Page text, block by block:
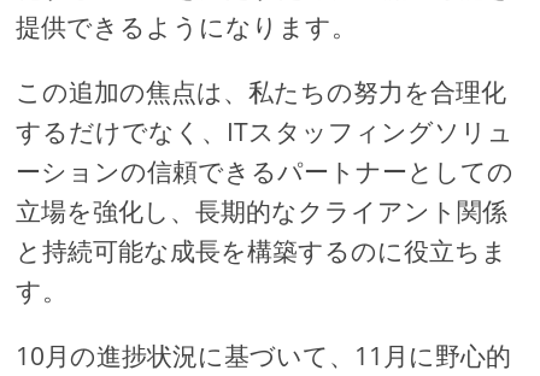
提供できるようになります。
この追加の焦点は、私たちの努力を合理化
するだけでなく、ITスタッフィングソリュ
ーションの信頼できるパートナーとしての
立場を強化し、長期的なクライアント関係
と持続可能な成長を構築するのに役立ちま
す。
10月の進捗状況に基づいて、11月に野心的